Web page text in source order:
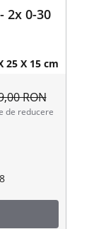
2x 0-30
25 X 15 cm
RON
de reducere